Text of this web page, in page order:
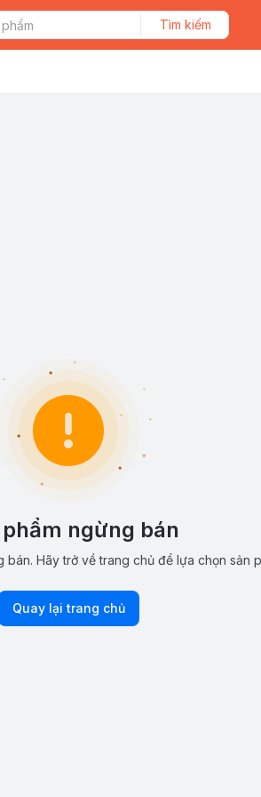
Tìm kiếm
phẩm ngừng bán
bán. Hãy trở về trang chủ để lựa chọn sản
Quay lại trang chủ